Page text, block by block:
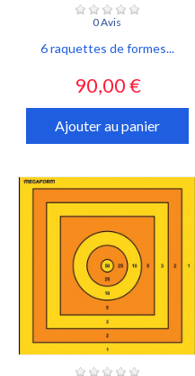
0 Avis
6 raquettes de formes...
Prix
90,00 €
Ajouter au panier